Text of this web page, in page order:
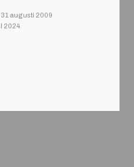
31 augusti 2009
2024